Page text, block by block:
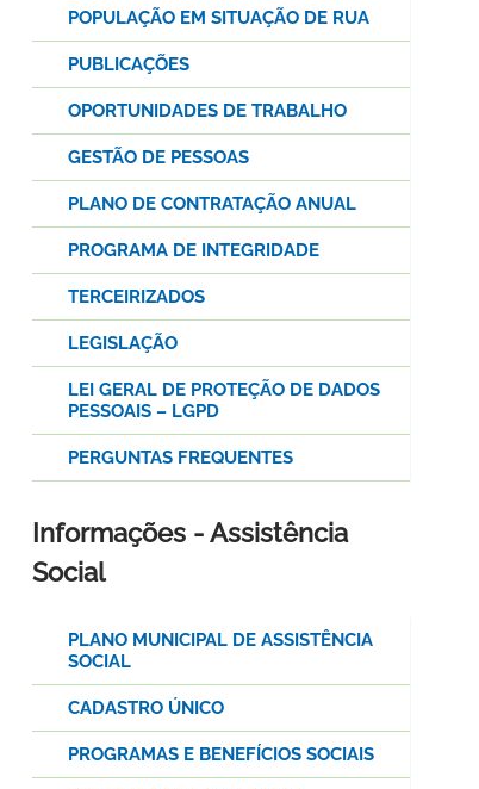
POPULAÇÃO EM SITUAÇÃO DE RUA
PUBLICAÇÕES
OPORTUNIDADES DE TRABALHO
GESTÃO DE PESSOAS
PLANO DE CONTRATAÇÃO ANUAL
PROGRAMA DE INTEGRIDADE
TERCEIRIZADOS
LEGISLAÇÃO
LEI GERAL DE PROTEÇÃO DE DADOS
PESSOAIS – LGPD
PERGUNTAS FREQUENTES
Informações - Assistência
Social
PLANO MUNICIPAL DE ASSISTÊNCIA
SOCIAL
CADASTRO ÚNICO
PROGRAMAS E BENEFÍCIOS SOCIAIS